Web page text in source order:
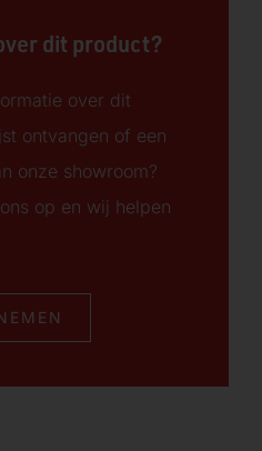
dit product?
over dit
ontvangen of een
onze showroom?
op en wij helpen